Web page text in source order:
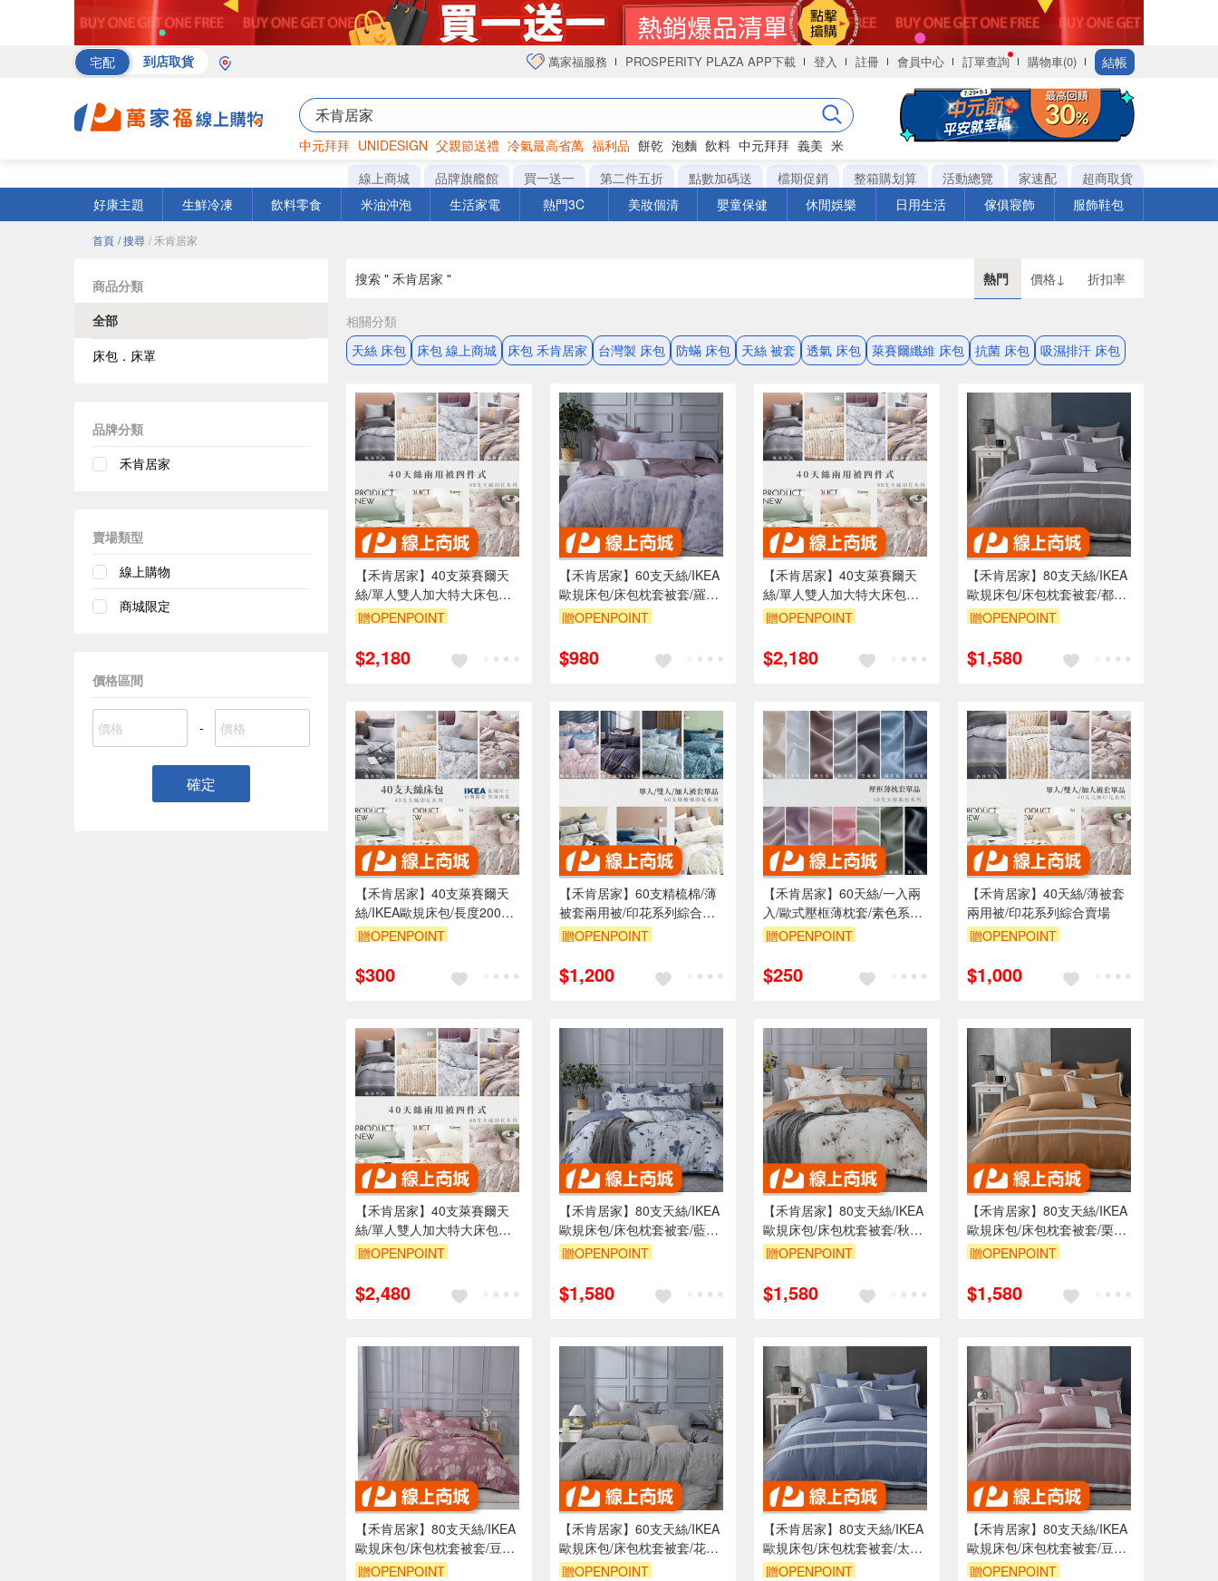
宅配 到店取貨 萬家福服務 PROSPERITY PLAZA APP下載 登入 註冊 會員中心 訂單查詢 購物車(0) 結帳
中元拜拜 UNIDESIGN 父親節送禮 冷氣最高省萬 福利品 餅乾 泡麵 飲料 中元拜拜 義美 米
巧克力 罐頭 衛生紙
線上商城 品牌旗艦館 買一送一 第二件五折 點數加碼送 檔期促銷 整箱購划算 活動總覽 家速配
超商取貨
好康主題
生鮮冷凍 飲料零食 米油沖泡 生活家電 熱門3C 美妝個清 嬰童保健 休閒娛樂 日用生活 傢俱寢飾 服飾鞋包
首頁 / 搜尋 / 禾肯居家
商品分類
全部
床包．床罩
品牌分類
禾肯居家
賣場類型
線上購物
商城限定
價格區間
-
確定
搜索 " 禾肯居家 " 熱門 價格↓ 折扣率
相關分類
天絲 床包
床包 線上商城 床包 禾肯居家 台灣製 床包 防蟎 床包 天絲 被套 透氣 床包 萊賽爾纖維 床包 抗菌 床包 吸濕排汗 床包
【禾肯居家】40支萊賽爾天
絲/單人雙人加大特大床包枕
套兩用被套四件式/可客製尺
氣/多款花色
贈OPENPOINT
$2,180
【禾肯居家】60支天絲/IKEA
歐規床包/床包枕套被套/羅曼
香草/0601/MIT台灣製
贈OPENPOINT
$980
【禾肯居家】40支萊賽爾天
絲/單人雙人加大特大床包枕
套兩用被套四件式/可客製尺
氣/多款花色
贈OPENPOINT
$2,180
【禾肯居家】80支天絲/IKEA
歐規床包/床包枕套被套/都市
灰/0850/MIT台灣製
贈OPENPOINT
$1,580
【禾肯居家】40支萊賽爾天
絲/IKEA歐規床包/長度200公
分/加購歐規防水保潔墊/快速
贈OPENPOINT
$300
【禾肯居家】60支精梳棉/薄
被套兩用被/印花系列綜合賣
場
贈OPENPOINT
$1,200
【禾肯居家】60天絲/一入兩
入/歐式壓框薄枕套/素色系列
綜合賣場
贈OPENPOINT
$250
【禾肯居家】40天絲/薄被套
兩用被/印花系列綜合賣場
贈OPENPOINT
$1,000
【禾肯居家】40支萊賽爾天
絲/單人雙人加大特大床包枕
套兩用被套四件式/可客製尺
氣/多款花色
贈OPENPOINT
$2,480
【禾肯居家】80支天絲/IKEA
歐規床包/床包枕套被套/藍英
紛飛/0803/MIT台灣製
贈OPENPOINT
$1,580
【禾肯居家】80支天絲/IKEA
歐規床包/床包枕套被套/秋栗
楓露/0802/MIT台灣製
贈OPENPOINT
$1,580
【禾肯居家】80支天絲/IKEA
歐規床包/床包枕套被套/栗咖
色/0852/MIT台灣製
贈OPENPOINT
$1,580
【禾肯居家】80支天絲/IKEA
歐規床包/床包枕套被套/豆沙
煙花/0801/MIT台灣製
贈OPENPOINT
【禾肯居家】60支天絲/IKEA
歐規床包/床包枕套被套/花枝
雀躍/0602/MIT台灣製
贈OPENPOINT
【禾肯居家】80支天絲/IKEA
歐規床包/床包枕套被套/太妃
藍/0853/MIT台灣製
贈OPENPOINT
【禾肯居家】80支天絲/IKEA
歐規床包/床包枕套被套/豆沙
粉/0851/MIT台灣製
贈OPENPOINT